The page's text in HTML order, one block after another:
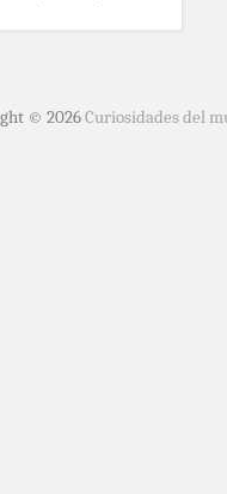
© 2026Curiosidades del